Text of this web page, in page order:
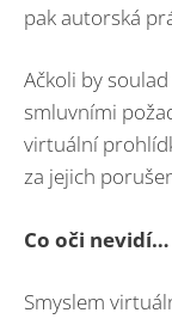
pak autorská
Ačkoli by
smluvními
virtuální
za jejich
Co oči nevidí…
Smyslem